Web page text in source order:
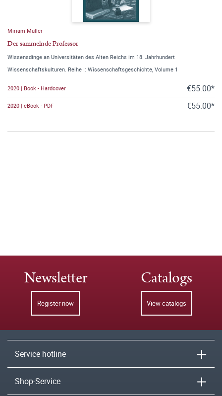
Miriam Müller
Der sammelnde Professor
Wissensdinge an Universitäten des Alten Reichs im 18. Jahrhundert
Wissenschaftskulturen. Reihe I: Wissenschaftsgeschichte, Volume 1
2020 | Book - Hardcover €55.00*
2020 | eBook - PDF €55.00*
Newsletter
Register now
Catalogs
View catalogs
Service hotline
Shop-Service